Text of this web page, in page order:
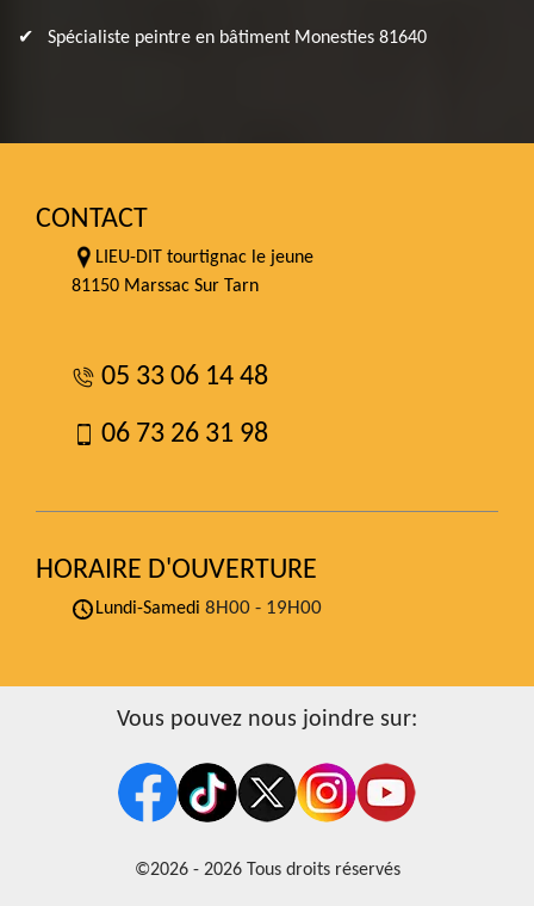
Spécialiste peintre en bâtiment Monesties 81640
CONTACT
LIEU-DIT tourtignac le jeune
81150 Marssac Sur Tarn
05 33 06 14 48
06 73 26 31 98
HORAIRE D'OUVERTURE
Lundi-Samedi 8H00 - 19H00
Vous pouvez nous joindre sur:
©2026 - 2026 Tous droits réservés